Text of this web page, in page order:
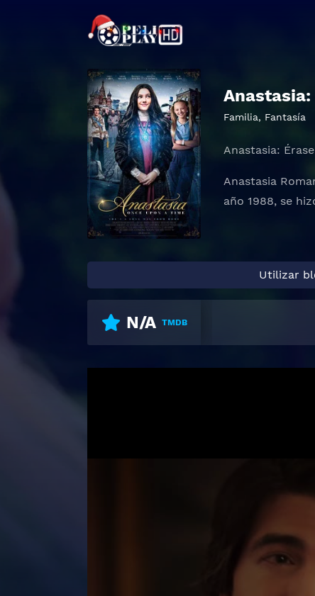
Familia, Fantasía
Anastasia:
Anastasia
año 1988, se
Utilizar
N/A TMDB